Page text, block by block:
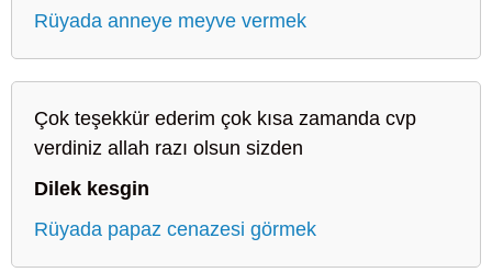
Rüyada anneye meyve vermek
Çok teşekkür ederim çok kısa zamanda cvp
verdiniz allah razı olsun sizden
Dilek kesgin
Rüyada papaz cenazesi görmek